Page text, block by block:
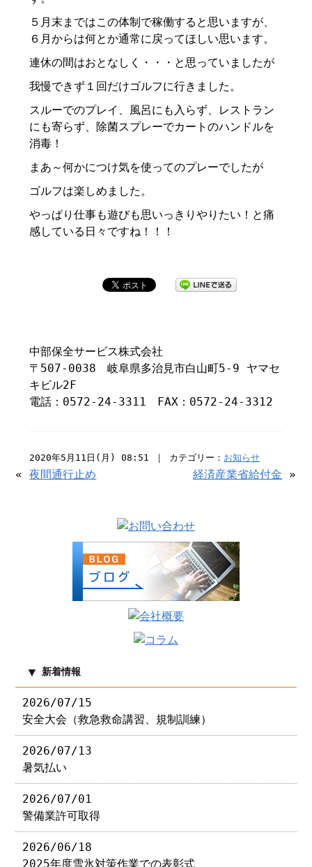
５月末まではこの体制で稼働すると思いますが、
６月からは何とか通常に戻ってほしい思います。
連休の間はおとなしく・・・と思っていましたが
我慢できず１回だけゴルフに行きました。
スルーでのプレイ、風呂にも入らず、レストラン
にも寄らず、除菌スプレーでカートのハンドルを
消毒！
まあ～何かにつけ気を使ってのプレーでしたが
ゴルフは楽しめました。
やっぱり仕事も遊びも思いっきりやりたい！と痛
感している日々ですね！！！
中部保全サービス株式会社
〒507-0038 岐阜県多治見市白山町5-9 ヤマセ
キビル2F
電話：0572-24-3311 FAX：0572-24-3312
2020年5月11日(月) 08:51 ｜ カテゴリー： お知らせ
«夜間通行止め 経済産業省給付金 »
新着情報
2026/07/15
安全大会（救急救命講習、規制訓練）
2026/07/13
暑気払い
2026/07/01
警備業許可取得
2026/06/18
2025年度雪氷対策作業での表彰式